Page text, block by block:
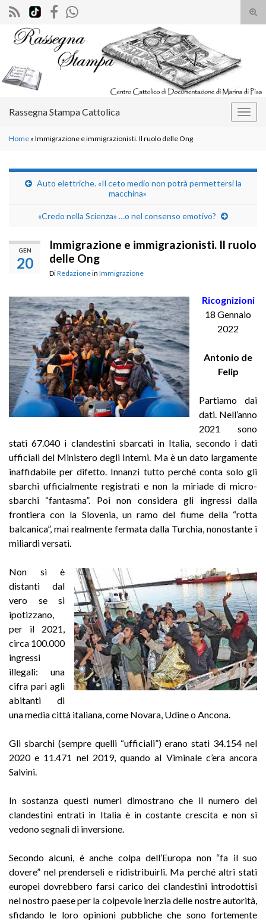
il
Search for:
Rassegna Stampa Cattolica
Home » Immigrazione e immigrazionisti. Il ruolo delle Ong
Auto elettriche. «Il ceto medio non potrà permettersi la
macchina»
«Credo nella Scienza» …o nel consenso emotivo?
GEN
20
Immigrazione e immigrazionisti. Il ruolo
delle Ong
DiRedazionein Immigrazione
Ricognizioni
18 Gennaio
2022
Antonio de
Felip
Partiamo dai
dati. Nell’anno
2021 sono
stati 67.040 i clandestini sbarcati in Italia, secondo i dati
ufficiali del Ministero degli Interni. Ma è un dato largamente
inaffidabile per difetto. Innanzi tutto perché conta solo gli
sbarchi ufficialmente registrati e non la miriade di micro-
sbarchi “fantasma”. Poi non considera gli ingressi dalla
frontiera con la Slovenia, un ramo del fiume della “rotta
balcanica”, mai realmente fermata dalla Turchia, nonostante i
miliardi versati.
Non si è
distanti dal
vero se si
ipotizzano,
per il 2021,
circa 100.000
ingressi
illegali: una
cifra pari agli
abitanti di
una media città italiana, come Novara, Udine o Ancona.
Gli sbarchi (sempre quelli “ufficiali”) erano stati 34.154 nel
2020 e 11.471 nel 2019, quando al Viminale c’era ancora
Salvini.
In sostanza questi numeri dimostrano che il numero dei
clandestini entrati in Italia è in costante crescita e non si
vedono segnali di inversione.
Secondo alcuni, è anche colpa dell’Europa non “fa il suo
dovere” nel prenderseli e ridistribuirli. Ma perché altri stati
europei dovrebbero farsi carico dei clandestini introdottisi
nel nostro paese per la colpevole inerzia delle nostre autorità,
sfidando le loro opinioni pubbliche che sono fortemente